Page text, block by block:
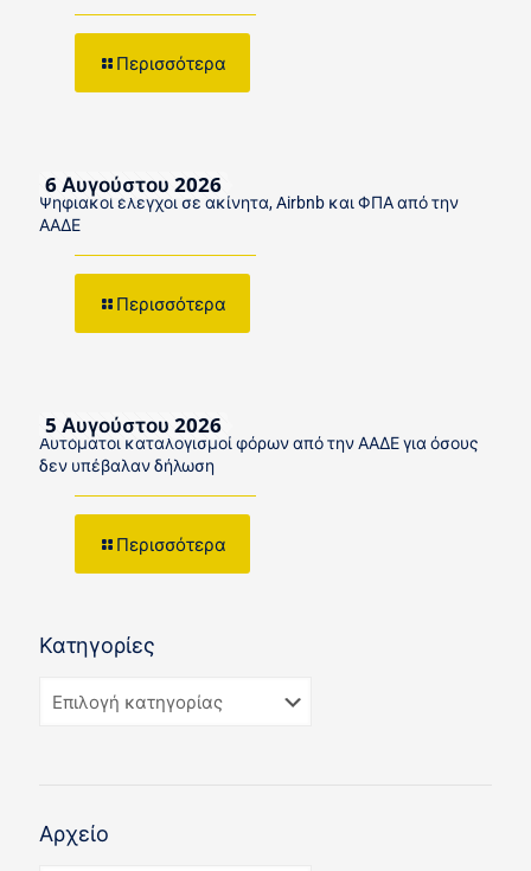
Περισσότερα
6 Αυγούστου 2026
Ψηφιακοί έλεγχοι σε ακίνητα, Airbnb και ΦΠΑ από την
ΑΑΔΕ
Περισσότερα
5 Αυγούστου 2026
Αυτόματοι καταλογισμοί φόρων από την ΑΑΔΕ για όσους
δεν υπέβαλαν δήλωση
Περισσότερα
Κατηγορίες
Αρχείο